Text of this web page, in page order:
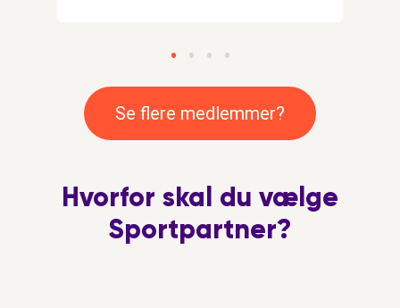
Se flere medlemmer?
Hvorfor skal du vælge
Sportpartner?